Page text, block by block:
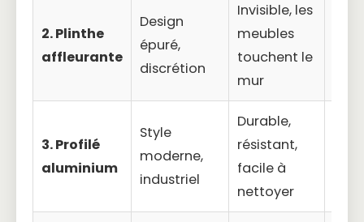
2. Plinthe
affleurante
Design
épuré,
discrétion
Invisible, les
meubles
touchent le
mur
3. Profilé
aluminium
Style
moderne,
industriel
Durable,
résistant,
facile à
nettoyer